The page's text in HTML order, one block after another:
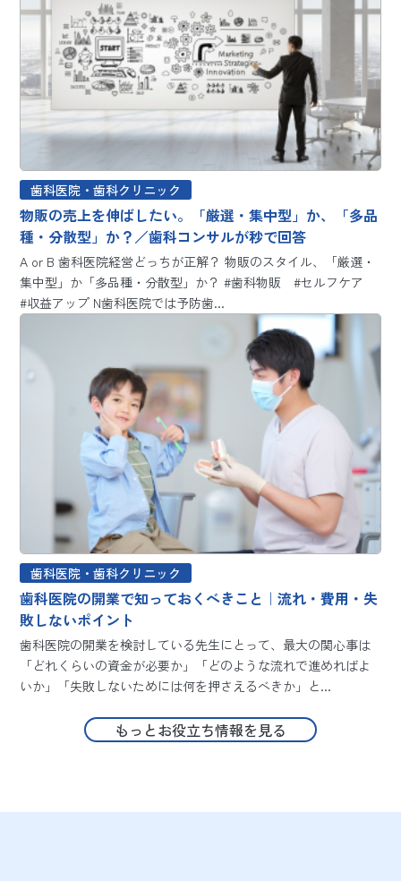
歯科医院・歯科クリニック
物販の売上を伸ばしたい。「厳選・集中型」か、「多品
種・分散型」か？／歯科コンサルが秒で回答
A or B 歯科医院経営どっちが正解？ 物販のスタイル、「厳選・
集中型」か「多品種・分散型」か？ #歯科物販 #セルフケア
#収益アップ N歯科医院では予防歯...
歯科医院・歯科クリニック
歯科医院の開業で知っておくべきこと｜流れ・費用・失
敗しないポイント
歯科医院の開業を検討している先生にとって、最大の関心事は
「どれくらいの資金が必要か」「どのような流れで進めればよ
いか」「失敗しないためには何を押さえるべきか」と...
もっとお役立ち情報を見る